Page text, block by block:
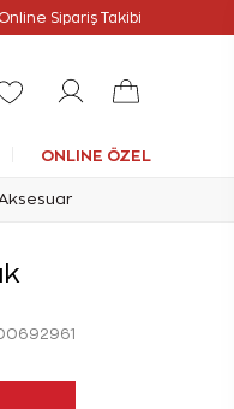
Online Sipariş Takibi
ONLINE ÖZEL